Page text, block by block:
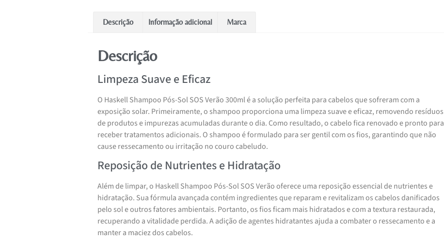
Descrição Informação adicional Marca
Descrição
Limpeza Suave e Eficaz
O Haskell Shampoo Pós-Sol SOS Verão 300ml é a solução perfeita para cabelos que sofreram com a
exposição solar. Primeiramente, o shampoo proporciona uma limpeza suave e eficaz, removendo resíduos
de produtos e impurezas acumuladas durante o dia. Como resultado, o cabelo fica renovado e pronto para
receber tratamentos adicionais. O shampoo é formulado para ser gentil com os fios, garantindo que não
cause ressecamento ou irritação no couro cabeludo.
Reposição de Nutrientes e Hidratação
Além de limpar, o Haskell Shampoo Pós-Sol SOS Verão oferece uma reposição essencial de nutrientes e
hidratação. Sua fórmula avançada contém ingredientes que reparam e revitalizam os cabelos danificados
pelo sol e outros fatores ambientais. Portanto, os fios ficam mais hidratados e com a textura restaurada,
recuperando a vitalidade perdida. A adição de agentes hidratantes ajuda a combater o ressecamento e a
manter a maciez dos cabelos.